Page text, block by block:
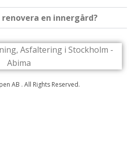
en innergård?
AB . All Rights Reserved.